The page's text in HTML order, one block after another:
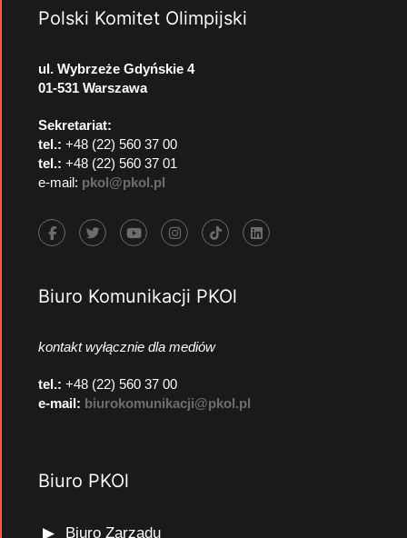
Polski Komitet Olimpijski
ul. Wybrzeże Gdyńskie 4
01-531 Warszawa
Sekretariat:
tel.: +48 (22) 560 37 00
tel.: +48 (22) 560 37 01
e-mail: pkol@pkol.pl
Biuro Komunikacji PKOl
kontakt wyłącznie dla mediów
tel.: +48 (22) 560 37 00
e-mail: biurokomunikacji@pkol.pl
Biuro PKOl
Biuro Zarządu